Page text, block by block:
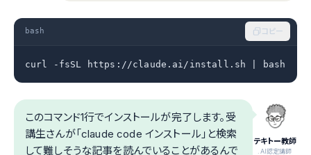
bash コピー
curl -fsSL https://claude.ai/install.sh | bash
テキトー教師
.AI認定講師
このコマンド1行でインストールが完了します。受
講生さんが「claude code インストール」と検索
して難しそうな記事を読んでいることがあるんで